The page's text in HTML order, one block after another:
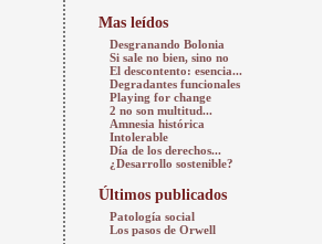
Mas leídos
Desgranando Bolonia
Si sale no bien, sino no
El descontento: esencia...
Degradantes funcionales
Playing for change
2 no son multitud...
Amnesia histórica
Intolerable
Día de los derechos...
¿Desarrollo sostenible?
Últimos publicados
Patología social
Los pasos de Orwell